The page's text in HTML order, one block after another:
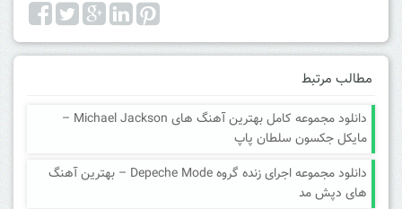
مطالب مرتبط
دانلود مجموعه کامل بهترین آهنگ های Michael Jackson –
مایکل جکسون سلطان پاپ
دانلود مجموعه اجرای زنده گروه Depeche Mode – بهترین آهنگ
های دپش مد